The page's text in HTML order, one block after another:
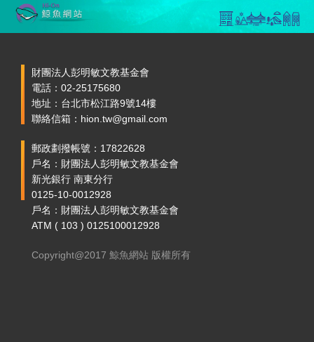
財團法人彭明敏文教基金會
電話：02-25175680
地址：台北市松江路9號14樓
聯絡信箱：hion.tw@gmail.com
郵政劃撥帳號：17822628
戶名：財團法人彭明敏文教基金會
新光銀行 南東分行
0125-10-0012928
戶名：財團法人彭明敏文教基金會
ATM ( 103 ) 0125100012928
Copyright@2017 鯨魚網站 版權所有